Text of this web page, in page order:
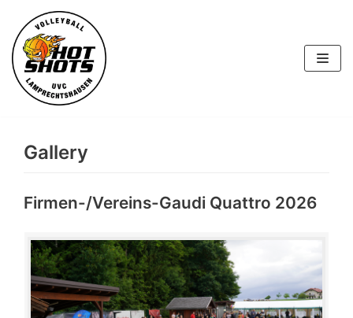
Skip
to
content
Gallery
Firmen-/Vereins-Gaudi Quattro 2026